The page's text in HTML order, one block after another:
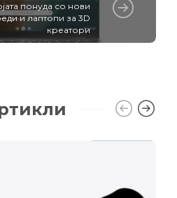
понуда со нови
и лаптопи за 3D
креатори